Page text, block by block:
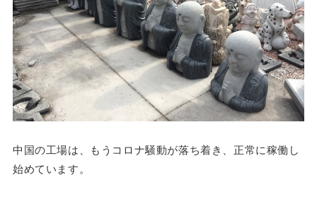
中国の工場は、もうコロナ騒動が落ち着き、正常に稼働し
始めています。